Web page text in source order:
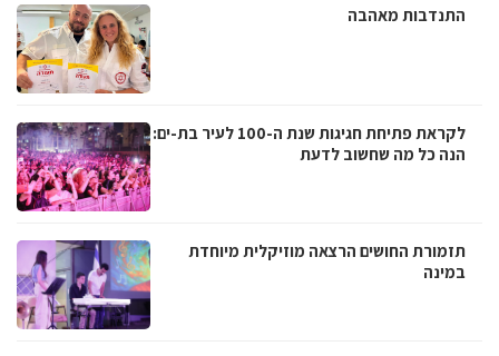
התנדבות מאהבה
לקראת פתיחת חגיגות שנת ה-100 לעיר בת-ים:
הנה כל מה שחשוב לדעת
תזמורת החושים הרצאה מוזיקלית מיוחדת
במינה